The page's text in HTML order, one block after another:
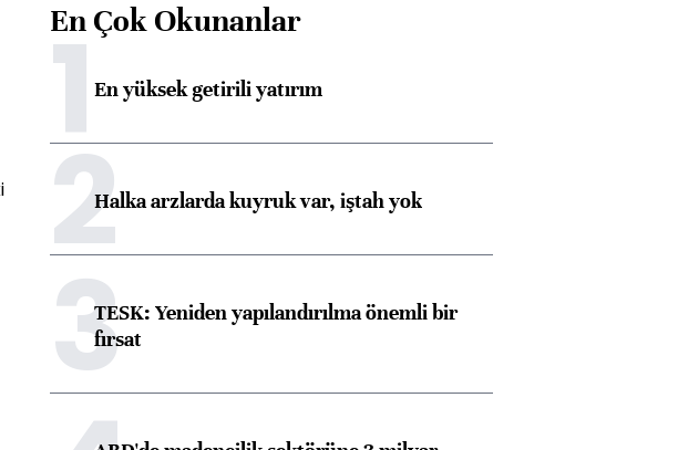
En Çok Okunanlar
1En yüksek getirili yatırım
2Halka arzlarda kuyruk var, iştah yok
3TESK: Yeniden yapılandırılma önemli bir
fırsat